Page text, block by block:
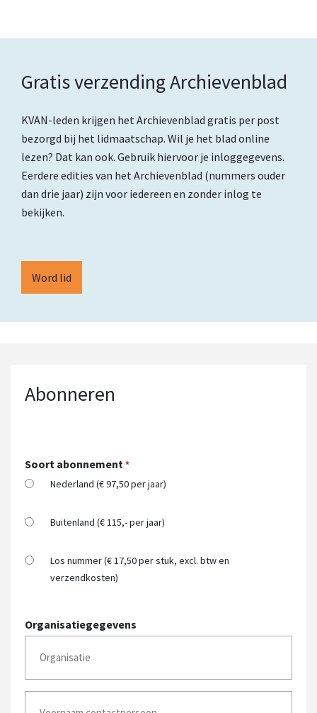
Gratis verzending Archievenblad
KVAN-leden krijgen het Archievenblad gratis per post
bezorgd bij het lidmaatschap. Wil je het blad online
lezen? Dat kan ook. Gebruik hiervoor je inloggegevens.
Eerdere edities van het Archievenblad (nummers ouder
dan drie jaar) zijn voor iedereen en zonder inlog te
bekijken.
Word lid
Abonneren
Soort abonnement*
Nederland (€ 97,50 per jaar)
Buitenland (€ 115,- per jaar)
Los nummer (€ 17,50 per stuk, excl. btw en
verzendkosten)
Organisatiegegevens
Voornaam